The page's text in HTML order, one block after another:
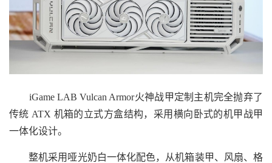
iGame LAB Vulcan Armor火神战甲定制主机完全抛弃了
传统 ATX 机箱的立式方盒结构，采用横向卧式的机甲战甲
一体化设计。
整机采用哑光奶白一体化配色，从机箱装甲、风扇、格